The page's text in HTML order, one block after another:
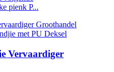
pienk P...
Vervaardiger